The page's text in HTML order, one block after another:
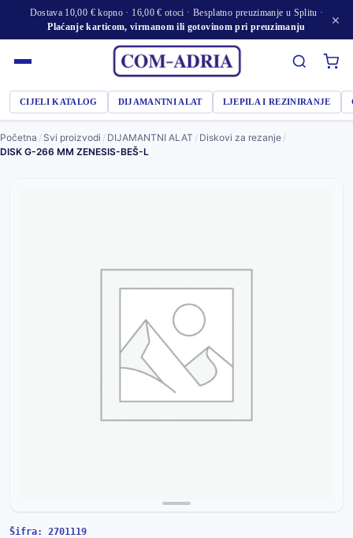
Dostava 10,00 € kopno · 16,00 € otoci · Besplatno preuzimanje u Splitu ·
Plaćanje karticom, virmanom ili gotovinom pri preuzimanju
×
CIJELI KATALOG DIJAMANTNI ALAT LJEPILA I REZINIRANJE
Početna / Svi proizvodi / DIJAMANTNI ALAT / Diskovi za rezanje /
DISK G-266 MM ZENESIS-BEŠ-L
Šifra: 2701119